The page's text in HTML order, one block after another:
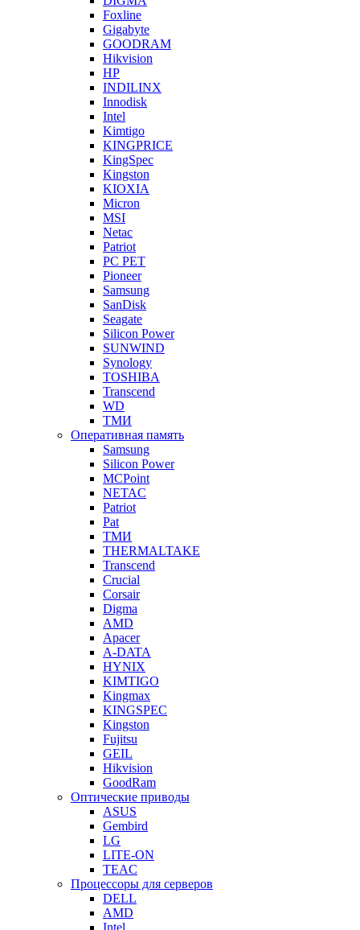
Foxline
Gigabyte
GOODRAM
Hikvision
HP
INDILINX
Innodisk
Intel
Kimtigo
KINGPRICE
KingSpec
Kingston
KIOXIA
Micron
MSI
Netac
Patriot
PC PET
Pioneer
Samsung
SanDisk
Seagate
Silicon Power
SUNWIND
Synology
TOSHIBA
Transcend
WD
ТМИ
Оперативная память
Samsung
Silicon Power
MCPoint
NETAC
Patriot
Pat
ТМИ
THERMALTAKE
Transcend
Crucial
Corsair
Digma
AMD
Apacer
A-DATA
HYNIX
KIMTIGO
Kingmax
KINGSPEC
Kingston
Fujitsu
GEIL
Hikvision
GoodRam
Оптические приводы
ASUS
Gembird
LG
LITE-ON
TEAC
Процессоры для серверов
DELL
AMD